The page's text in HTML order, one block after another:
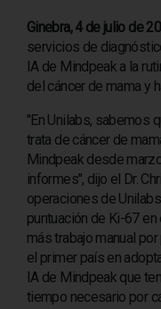
ANÁLISIS Y RECOGIDA DE
DIAGNÓSTICO POR IMAGEN
RESULTADOS
DONDE ESTAMOS
CORPORATIVO
SOBRE NOSOTROS
CULTURA
EMPLEO
CONTACTO
INVERSORES
NOTICIAS
BLOG
Ginebra, 4 de julio de
servicios de
IA de Mindpeak a la
del cáncer de mama y
"En Unilabs, sabemos
trata de cáncer de
Mindpeak desde
informes", dijo el Dr.
operaciones de
puntuación de Ki-67
más trabajo manual
el primer país en
IA de Mindpeak que
tiempo necesario por